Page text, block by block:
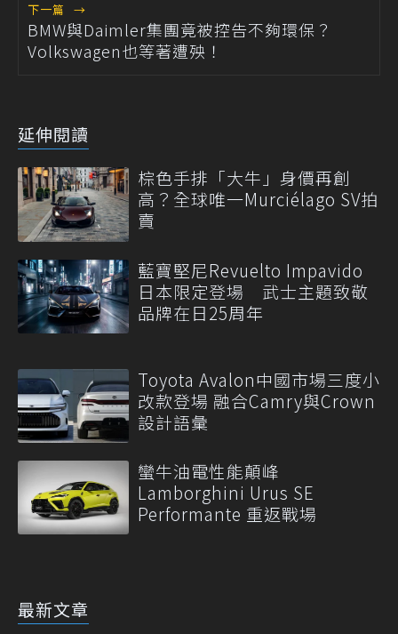
下一篇 →
BMW與Daimler集團竟被控告不夠環保？
Volkswagen也等著遭殃！
延伸閱讀
棕色手排「大牛」身價再創
高？全球唯一Murciélago SV拍
賣
藍寶堅尼Revuelto Impavido
日本限定登場 武士主題致敬
品牌在日25周年
Toyota Avalon中國市場三度小
改款登場 融合Camry與Crown
設計語彙
蠻牛油電性能顛峰
Lamborghini Urus SE
Performante 重返戰場
最新文章